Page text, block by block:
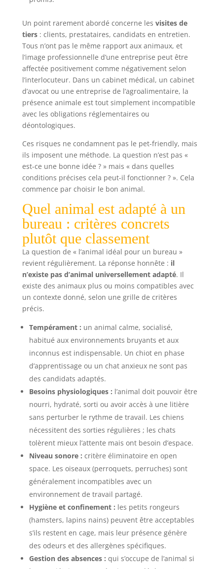
Un point rarement abordé concerne les visites de
tiers: clients, prestataires, candidats en entretien.
Tous n’ont pas le même rapport aux animaux, et
l’image professionnelle d’une entreprise peut être
affectée positivement comme négativement selon
l’interlocuteur. Dans un cabinet médical, un cabinet
d’avocat ou une entreprise de l’agroalimentaire, la
présence animale est tout simplement incompatible
avec les obligations réglementaires ou
déontologiques.
Ces risques ne condamnent pas le pet-friendly, mais
ils imposent une méthode. La question n’est pas «
est-ce une bonne idée ? » mais « dans quelles
conditions précises cela peut-il fonctionner ? ». Cela
commence par choisir le bon animal.
Quel animal est adapté à un
bureau : critères concrets
plutôt que classement
La question de « l’animal idéal pour un bureau »
revient régulièrement. La réponse honnête : il
n’existe pas d’animal universellement adapté. Il
existe des animaux plus ou moins compatibles avec
un contexte donné, selon une grille de critères
précis.
Tempérament : un animal calme, socialisé,
habitué aux environnements bruyants et aux
inconnus est indispensable. Un chiot en phase
d’apprentissage ou un chat anxieux ne sont pas
des candidats adaptés.
Besoins physiologiques : l’animal doit pouvoir être
nourri, hydraté, sorti ou avoir accès à une litière
sans perturber le rythme de travail. Les chiens
nécessitent des sorties régulières ; les chats
tolèrent mieux l’attente mais ont besoin d’espace.
Niveau sonore : critère éliminatoire en open
space. Les oiseaux (perroquets, perruches) sont
généralement incompatibles avec un
environnement de travail partagé.
Hygiène et confinement : les petits rongeurs
(hamsters, lapins nains) peuvent être acceptables
s’ils restent en cage, mais leur présence génère
des odeurs et des allergènes spécifiques.
Gestion des absences : qui s’occupe de l’animal si